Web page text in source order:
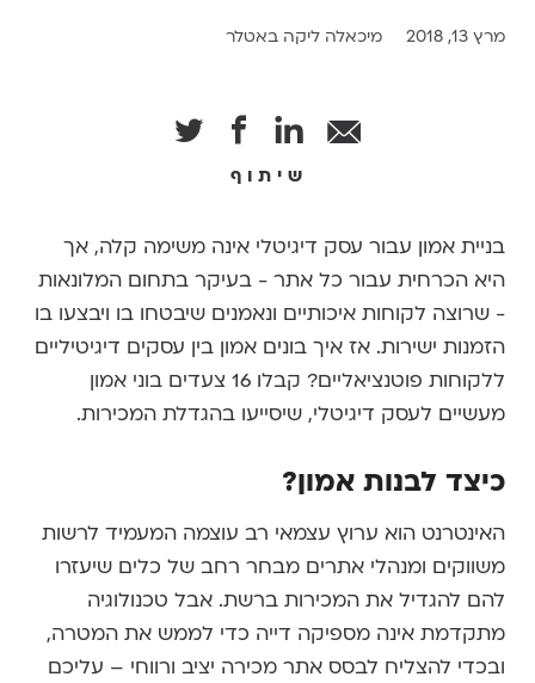
מרץ 13, 2018 מיכאלה ליקה באטלר
שיתוף
בניית אמון עבור עסק דיגיטלי אינה משימה קלה, אך
היא הכרחית עבור כל אתר - בעיקר בתחום המלונאות
- שרוצה לקוחות איכותיים ונאמנים שיבטחו בו ויבצעו בו
הזמנות ישירות. אז איך בונים אמון בין עסקים דיגיטיליים
ללקוחות פוטנציאליים? קבלו 16 צעדים בוני אמון
מעשיים לעסק דיגיטלי, שיסייעו בהגדלת המכירות.
כיצד לבנות אמון?
האינטרנט הוא ערוץ עצמאי רב עוצמה המעמיד לרשות
משווקים ומנהלי אתרים מבחר רחב של כלים שיעזרו
להם להגדיל את המכירות ברשת. אבל טכנולוגיה
מתקדמת אינה מספיקה דייה כדי לממש את המטרה,
ובכדי להצליח לבסס אתר מכירה יציב ורווחי – עליכם